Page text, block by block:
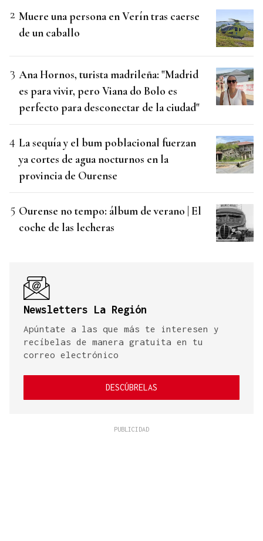
Muere una persona en Verín tras caerse
de un caballo
Ana Hornos, turista madrileña: "Madrid
es para vivir, pero Viana do Bolo es
perfecto para desconectar de la ciudad"
La sequía y el bum poblacional fuerzan
ya cortes de agua nocturnos en la
provincia de Ourense
Ourense no tempo: álbum de verano | El
coche de las lecheras
Newsletters La Región
Apúntate a las que más te interesen y
recíbelas de manera gratuita en tu
correo electrónico
DESCÚBRELAS